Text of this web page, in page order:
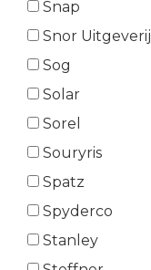
Snap
Snor Uitgeverij
Sog
Solar
Sorel
Souryris
Spatz
Spyderco
Stanley